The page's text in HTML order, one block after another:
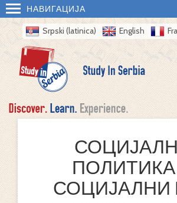
НАВИГАЦИЈА
Srpski (latinica) English
СОЦИЈАЛНИ